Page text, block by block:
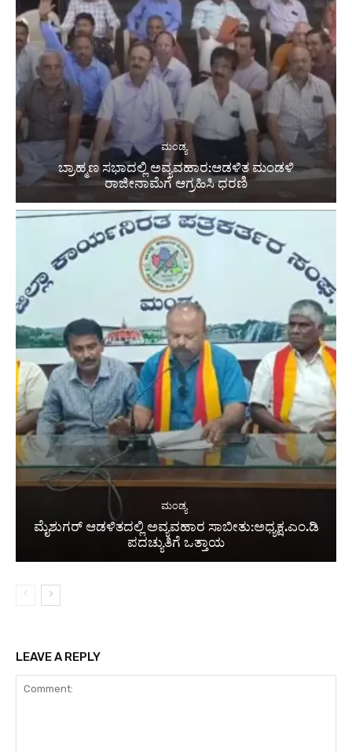
ಮಂಡ್ಯ
ಬ್ರಾಹ್ಮಣ ಸಭಾದಲ್ಲಿ ಅವ್ಯವಹಾರ:ಆಡಳಿತ ಮಂಡಳಿ
ರಾಜೀನಾಮೆಗೆ ಆಗ್ರಹಿಸಿ ಧರಣಿ
ಮಂಡ್ಯ
ಮೈಶುಗರ್ ಆಡಳಿತದಲ್ಲಿ ಅವ್ಯವಹಾರ ಸಾಬೀತು:ಅಧ್ಯಕ್ಷ.ಎಂ.ಡಿ
ಪದಚ್ಯುತಿಗೆ ಒತ್ತಾಯ
LEAVE A REPLY